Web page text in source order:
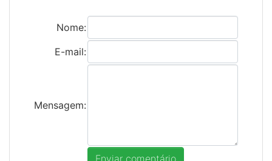
Nome:
E-mail:
Mensagem: